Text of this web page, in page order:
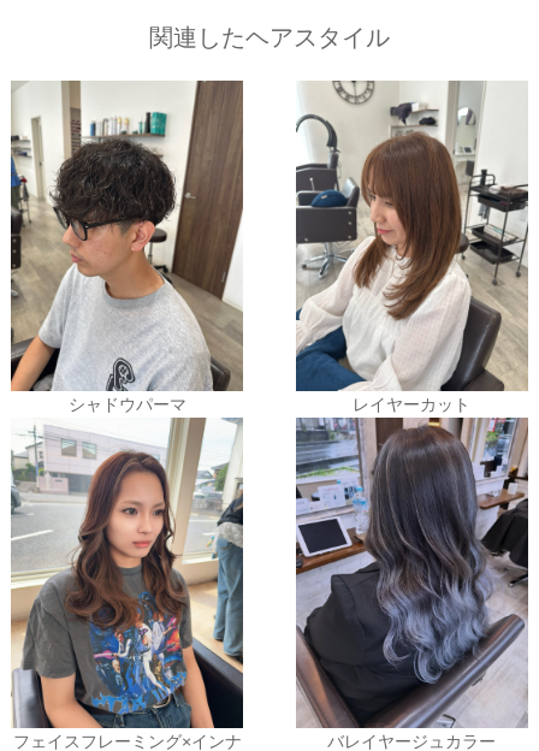
関連したヘアスタイル
シャドウパーマ レイヤーカット
フェイスフレーミング×インナ
バレイヤージュカラー